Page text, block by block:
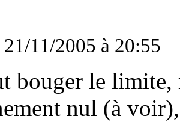
11/2005 à 20:55
bouger le limite,
nul (à